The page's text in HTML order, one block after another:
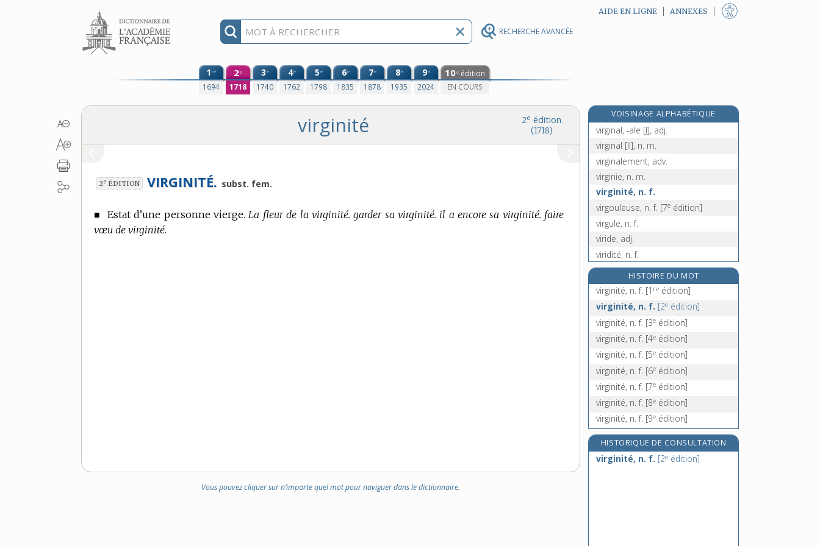
RECHERCHE AVANCÉE
Aller au contenu AIDE EN LIGNE ANNEXES
1re
1694
2e
1718
3e
1740
4e
1762
5e
1798
6e
1835
7e
1878
8e
1935
9e
2024
10e édition
EN COURS
2e édition
(1718)
virginité
2e ÉDITION VIRGINITÉ. subst. fem.
■Estat d’une personne vierge. La fleur de la virginité. garder sa virginité. il a encore sa virginité. faire
vœu de virginité.
Vous pouvez cliquer sur n’importe quel mot pour naviguer dans le dictionnaire.
VOISINAGE ALPHABÉTIQUE
virgilien, -ienne, adj.
virginal, -ale [I], adj.
virginal [II], n. m.
virginalement, adv.
virginie, n. m.
virginité, n. f.
virgouleuse, n. f. [7e édition]
virgule, n. f.
viride, adj.
viridité, n. f.
viril, -ile, adj.
virilement, adv.
virilisation, n. f.
virilisme, n. m.
HISTOIRE DU MOT
virginité, n. f. [1 re édition]
virginité, n. f. [2e édition]
virginité, n. f. [3e édition]
virginité, n. f. [4e édition]
virginité, n. f. [5e édition]
virginité, n. f. [6e édition]
virginité, n. f. [7e édition]
virginité, n. f. [8e édition]
virginité, n. f. [9e édition]
HISTORIQUE DE CONSULTATION
virginité, n. f. [2e édition]